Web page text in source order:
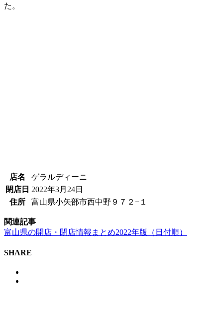
た。
店名
ゲラルディーニ
閉店日 2022年3月24日
住所
富山県小矢部市西中野９７２−１
関連記事
富山県の開店・閉店情報まとめ2022年版（日付順）
SHARE